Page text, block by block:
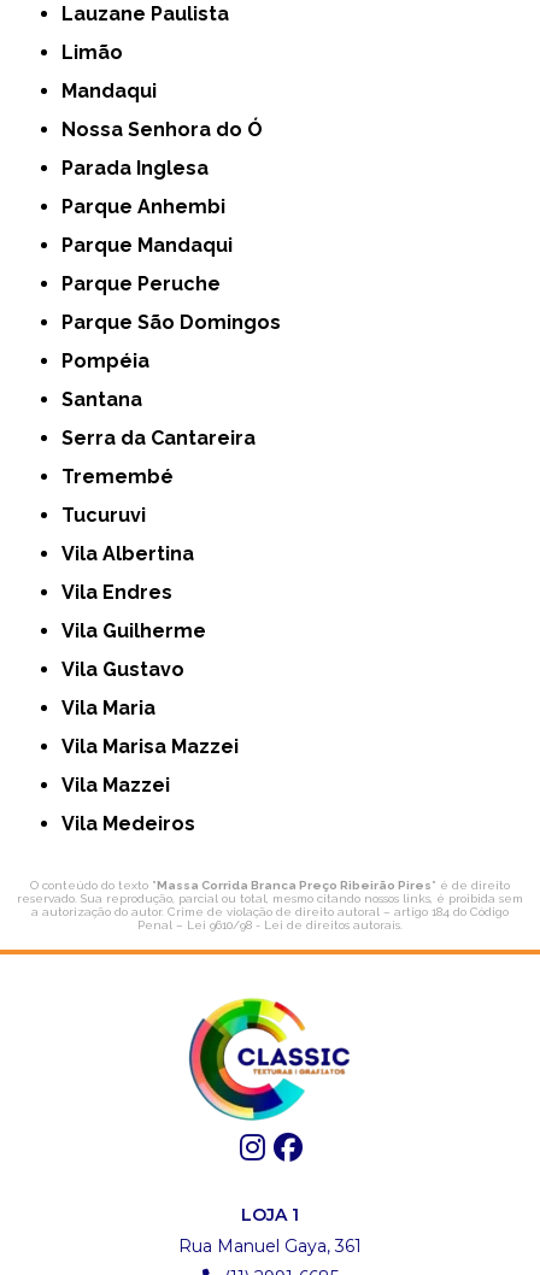
Lauzane Paulista
Limão
Mandaqui
Nossa Senhora do Ó
Parada Inglesa
Parque Anhembi
Parque Mandaqui
Parque Peruche
Parque São Domingos
Pompéia
Santana
Serra da Cantareira
Tremembé
Tucuruvi
Vila Albertina
Vila Endres
Vila Guilherme
Vila Gustavo
Vila Maria
Vila Marisa Mazzei
Vila Mazzei
Vila Medeiros
O conteúdo do texto "Massa Corrida Branca Preço Ribeirão Pires" é de direito
reservado. Sua reprodução, parcial ou total, mesmo citando nossos links, é proibida sem
a autorização do autor. Crime de violação de direito autoral – artigo 184 do Código
Penal – Lei 9610/98 - Lei de direitos autorais
LOJA 1
Rua Manuel Gaya, 361